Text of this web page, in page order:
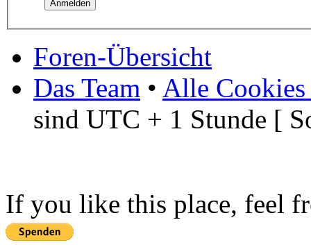
Foren-Übersicht
Das Team • Alle Cookies
sind UTC + 1 Stunde [
If you like this place, feel